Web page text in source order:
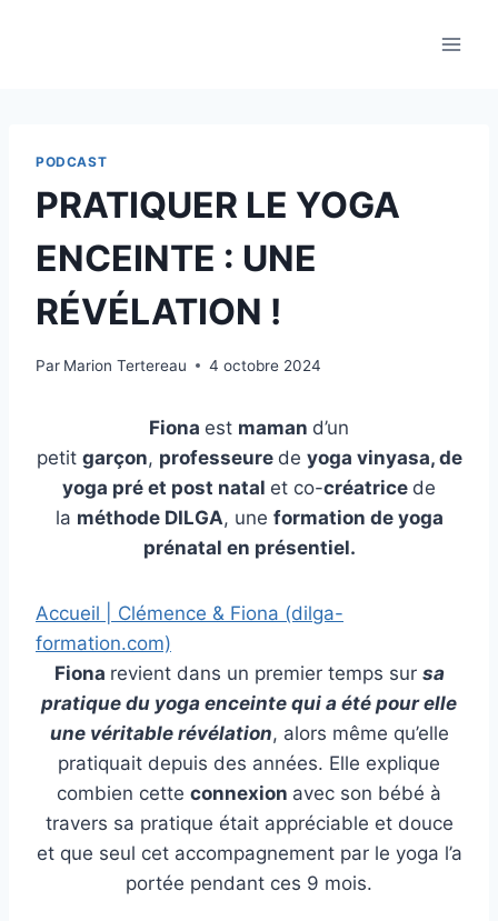
PODCAST
PRATIQUER LE YOGA
ENCEINTE : UNE
RÉVÉLATION !
Par Marion Tertereau 4 octobre 2024
Fiona est maman d’un
petit garçon, professeure de yoga vinyasa, de
yoga pré et post natal et co-créatrice de
la méthode DILGA, une formation de yoga
prénatal en présentiel.
Accueil | Clémence & Fiona (dilga-
formation.com)
:
P
R
A
T
I
Q
U
Fiona revient dans un premier temps sur sa
pratique du yoga enceinte qui a été pour elle
une véritable révélation, alors même qu’elle
pratiquait depuis des années. Elle explique
combien cette connexion avec son bébé à
travers sa pratique était appréciable et douce
et que seul cet accompagnement par le yoga l’a
portée pendant ces 9 mois.